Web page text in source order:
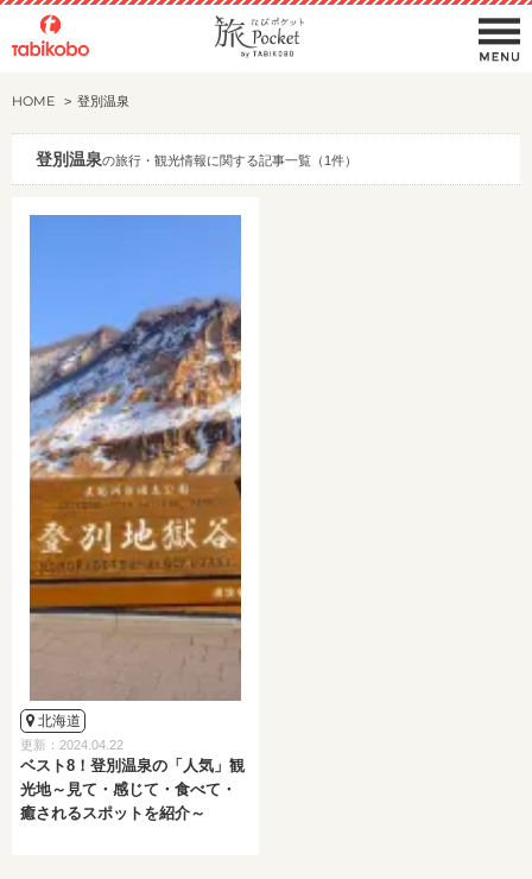
HOME 登別温泉
登別温泉の旅行・観光情報に関する記事一覧（1件）
北海道
更新：2024.04.22
ベスト8！登別温泉の「人気」観
光地～見て・感じて・食べて・
癒されるスポットを紹介～